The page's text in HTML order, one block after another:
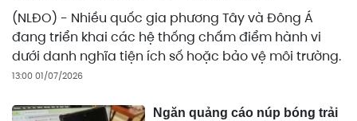
(NLĐO) - Nhiều quốc gia phương Tây và Đông Á
đang triển khai các hệ thống chấm điểm hành vi
dưới danh nghĩa tiện ích số hoặc bảo vệ môi trường.
13:00 01/07/2026
Ngăn quảng cáo núp bóng trải